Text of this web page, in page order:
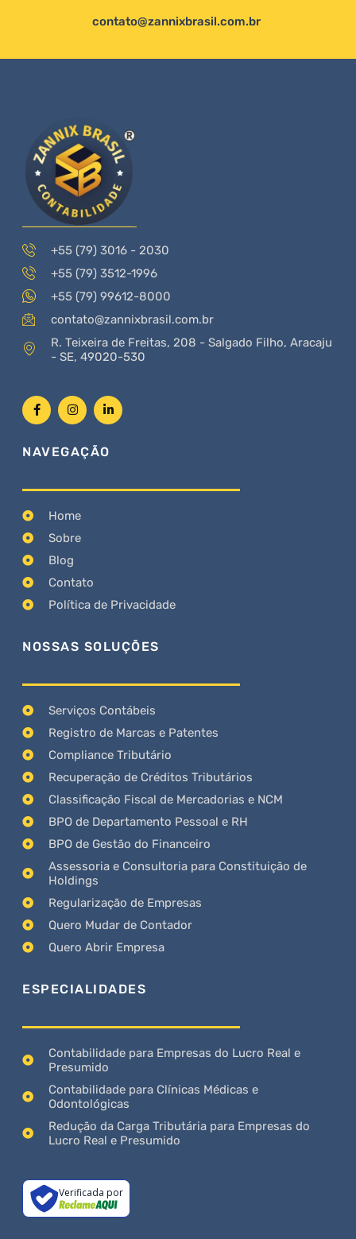
contato@zannixbrasil.com.br
+55 (79) 3016 - 2030
+55 (79) 3512-1996
+55 (79) 99612-8000
contato@zannixbrasil.com.br
R. Teixeira de Freitas, 208 - Salgado Filho, Aracaju
- SE, 49020-530
NAVEGAÇÃO
Home
Sobre
Blog
Contato
Política de Privacidade
NOSSAS SOLUÇÕES
Serviços Contábeis
Registro de Marcas e Patentes
Compliance Tributário
Recuperação de Créditos Tributários
Classificação Fiscal de Mercadorias e NCM
BPO de Departamento Pessoal e RH
BPO de Gestão do Financeiro
Assessoria e Consultoria para Constituição de
Holdings
Regularização de Empresas
Quero Mudar de Contador
Quero Abrir Empresa
ESPECIALIDADES
Contabilidade para Empresas do Lucro Real e
Presumido
Contabilidade para Clínicas Médicas e
Odontológicas
Redução da Carga Tributária para Empresas do
Lucro Real e Presumido
Verificada por